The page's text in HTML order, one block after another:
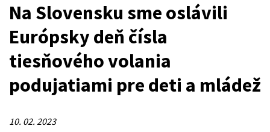
Na Slovensku sme oslávili
Európsky deň čísla
tiesňového volania
podujatiami pre deti a mládež
10. 02. 2023